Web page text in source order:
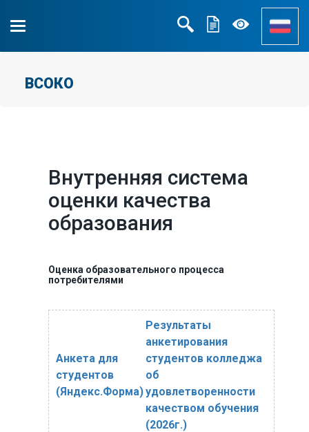
ВСОКО
Внутренняя система
оценки качества
образования
Оценка образовательного процесса
потребителями
Анкета для
студентов
(Яндекс.Форма)
Результаты
анкетирования
студентов колледжа
об
удовлетворенности
качеством обучения
(2026г.)